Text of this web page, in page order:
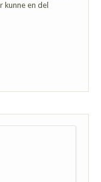
kunne en del